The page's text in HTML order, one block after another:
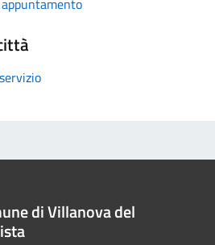
di Villanova del